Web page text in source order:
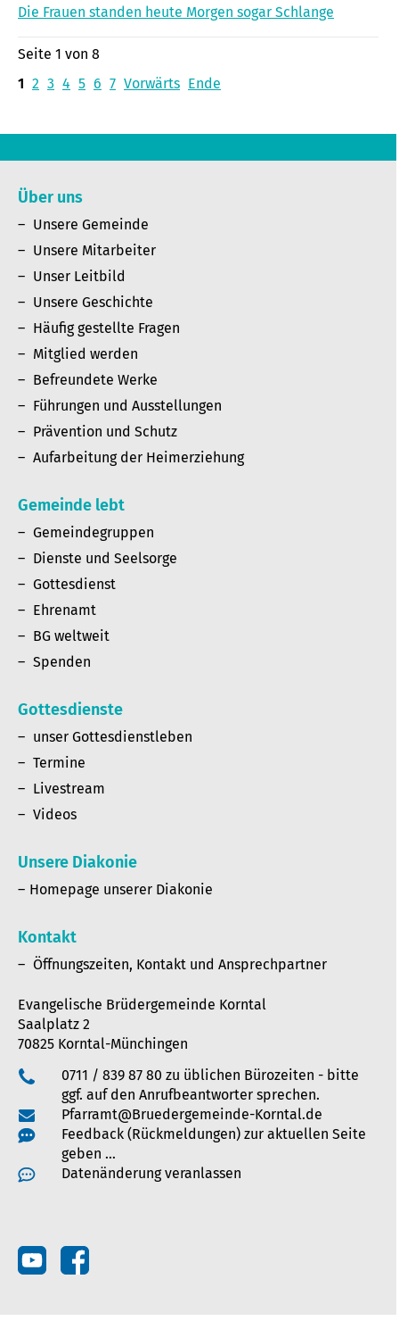
Die Frauen standen heute Morgen sogar Schlange
Seite 1 von 8
1 2 3 4 5 6 7 Vorwärts Ende
Über uns
Unsere Gemeinde
Unsere Mitarbeiter
Unser Leitbild
Unsere Geschichte
Häufig gestellte Fragen
Mitglied werden
Befreundete Werke
Führungen und Ausstellungen
Prävention und Schutz
Aufarbeitung der Heimerziehung
Gemeinde lebt
Gemeindegruppen
Dienste und Seelsorge
Gottesdienst
Ehrenamt
BG weltweit
Spenden
Gottesdienste
unser Gottesdienstleben
Termine
Livestream
Videos
Unsere Diakonie
Homepage unserer Diakonie
Kontakt
Öffnungszeiten, Kontakt und Ansprechpartner
Evangelische Brüdergemeinde Korntal
Saalplatz 2
70825 Korntal-Münchingen
0711 / 839 87 80 zu üblichen Bürozeiten - bitte
ggf. auf den Anrufbeantworter sprechen.
Pfarramt@Bruedergemeinde-Korntal.de
Feedback (Rückmeldungen) zur aktuellen Seite
geben …
Datenänderung veranlassen